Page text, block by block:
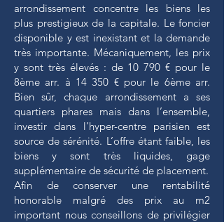
arrondissement concentre les biens les
plus prestigieux de la capitale. Le foncier
disponible y est inexistant et la demande
très importante. Mécaniquement, les prix
y sont très élevés : de 10 790 € pour le
8ème arr. à 14 350 € pour le 6ème arr.
Bien sûr, chaque arrondissement a ses
quartiers phares mais dans l’ensemble,
investir dans l’hyper-centre parisien est
source de sérénité. L’offre étant faible, les
biens y sont très liquides, gage
supplémentaire de sécurité de placement.
Afin de conserver une rentabilité
honorable malgré des prix au m2
important nous conseillons de privilégier